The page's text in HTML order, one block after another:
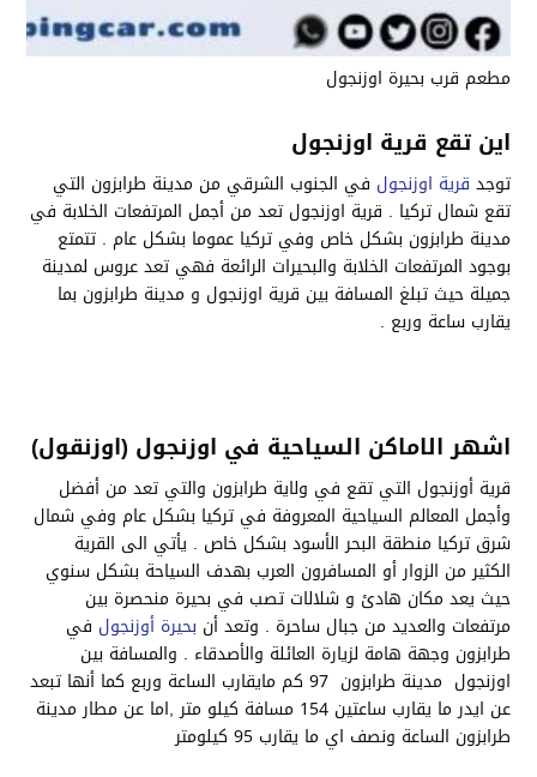
مطعم قرب بحيرة اوزنجول
اين تقع قرية اوزنجول
توجد قرية اوزنجول في الجنوب الشرقي من مدينة طرابزون التي
تقع شمال تركيا . قرية اوزنجول تعد من أجمل المرتفعات الخلابة في
مدينة طرابزون بشكل خاص وفي تركيا عموما بشكل عام . تتمتع
بوجود المرتفعات الخلابة والبحيرات الرائعة فهي تعد عروس لمدينة
جميلة حيث تبلغ المسافة بين قرية اوزنجول و مدينة طرابزون بما
يقارب ساعة وربع .
اشهر الاماكن السياحية في اوزنجول (اوزنقول)
قرية أوزنجول التي تقع في ولاية طرابزون والتي تعد من أفضل
وأجمل المعالم السياحية المعروفة في تركيا بشكل عام وفي شمال
شرق تركيا منطقة البحر الأسود بشكل خاص . يأتي الى القرية
الكثير من الزوار أو المسافرون العرب بهدف السياحة بشكل سنوي
حيث يعد مكان هادئ و شلالات تصب في بحيرة منحصرة بين
مرتفعات والعديد من جبال ساحرة . وتعد أن بحيرة أوزنجول في
طرابزون وجهة هامة لزيارة العائلة والأصدقاء . والمسافة بين
اوزنجول مدينة طرابزون 97 كم مايقارب الساعة وربع كما أنها تبعد
عن ايدر ما يقارب ساعتين 154 مسافة كيلو متر ,اما عن مطار مدينة
طرابزون الساعة ونصف اي ما يقارب 95 كيلومتر